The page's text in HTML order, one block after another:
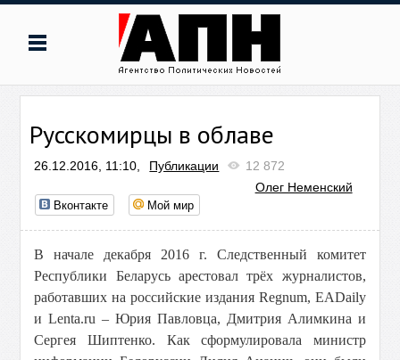
Русскомирцы в облаве
26.12.2016, 11:10, Публикации
12 872
Олег Неменский
Вконтакте Мой мир
В начале декабря 2016 г. Следственный комитет
Республики Беларусь арестовал трёх журналистов,
работавших на российские издания Regnum, EADaily
и Lenta.ru – Юрия Павловца, Дмитрия Алимкина и
Сергея Шиптенко. Как сформулировала министр